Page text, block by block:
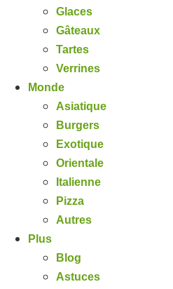
Glaces
Gâteaux
Tartes
Verrines
Monde
Asiatique
Burgers
Exotique
Orientale
Italienne
Pizza
Autres
Plus
Blog
Astuces